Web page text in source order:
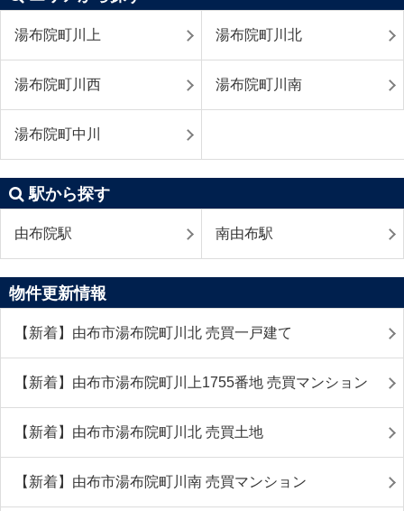
湯布院町川上 湯布院町川北
湯布院町川西 湯布院町川南
湯布院町中川
駅から探す
由布院駅 南由布駅
物件更新情報
【新着】由布市湯布院町川北 売買一戸建て
【新着】由布市湯布院町川上1755番地 売買マンション
【新着】由布市湯布院町川北 売買土地
【新着】由布市湯布院町川南 売買マンション